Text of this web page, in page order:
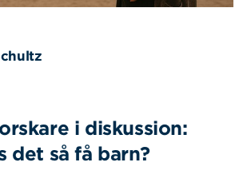
i diskussion:
det så få barn?